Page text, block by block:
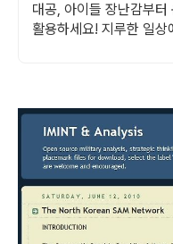
대공, 아이들 장난감부터
활용하세요! 지루한 일상